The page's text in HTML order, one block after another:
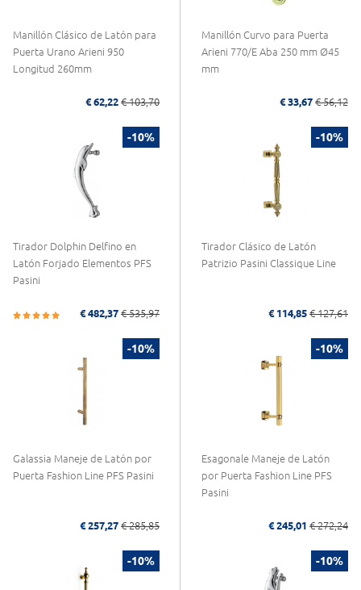
Manillón Clásico de Latón para
Puerta Urano Arieni 950
Longitud 260mm
€ 62,22 € 103,70
Manillón Curvo para Puerta
Arieni 770/E Aba 250 mm Ø45
mm
€ 33,67 € 56,12
-10%
Tirador Dolphin Delfino en
Latón Forjado Elementos PFS
Pasini
€ 482,37 € 535,97
-10%
Tirador Clásico de Latón
Patrizio Pasini Classique Line
€ 114,85 € 127,61
-10%
Galassia Maneje de Latón por
Puerta Fashion Line PFS Pasini
€ 257,27 € 285,85
-10%
Esagonale Maneje de Latón
por Puerta Fashion Line PFS
Pasini
€ 245,01 € 272,24
-10% -10%